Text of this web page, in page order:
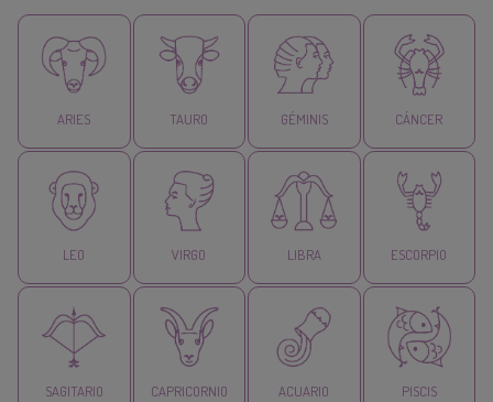
ARIES TAURO GÉMINIS CÁNCER
LEO VIRGO LIBRA ESCORPIO
SAGITARIO CAPRICORNIO ACUARIO PISCIS